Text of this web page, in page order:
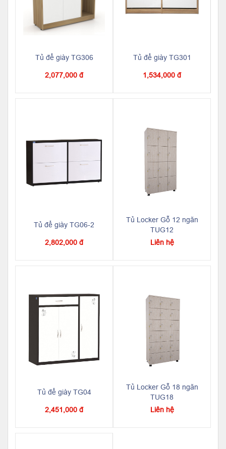
Tủ để giày TG306
2,077,000 đ
Tủ để giày TG301
1,534,000 đ
Tủ để giày TG06-2
2,802,000 đ
Tủ Locker Gỗ 12 ngăn
TUG12
Liên hệ
Tủ để giày TG04
2,451,000 đ
Tủ Locker Gỗ 18 ngăn
TUG18
Liên hệ